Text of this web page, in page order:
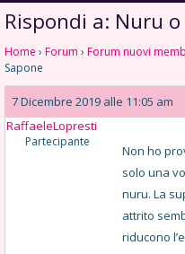
Rispondi a: Nuru o
Home › Forum › Forum nuovi
Sapone
7 Dicembre 2019 alle 11:05 am
RaffaeleLopresti
Partecipante
Non ho
solo una
nuru. La
attrito
riducono